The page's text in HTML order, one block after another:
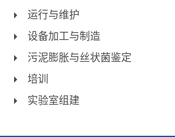
运行与维护
设备加工与制造
污泥膨胀与丝状菌鉴定
培训
实验室组建